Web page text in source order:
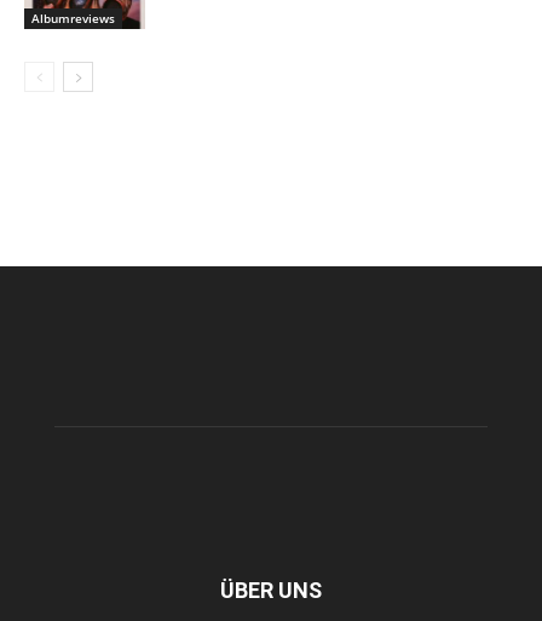
Albumreviews
ÜBER UNS